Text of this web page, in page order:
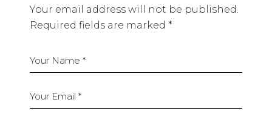
Your email address will not be published.
Required fields are marked *